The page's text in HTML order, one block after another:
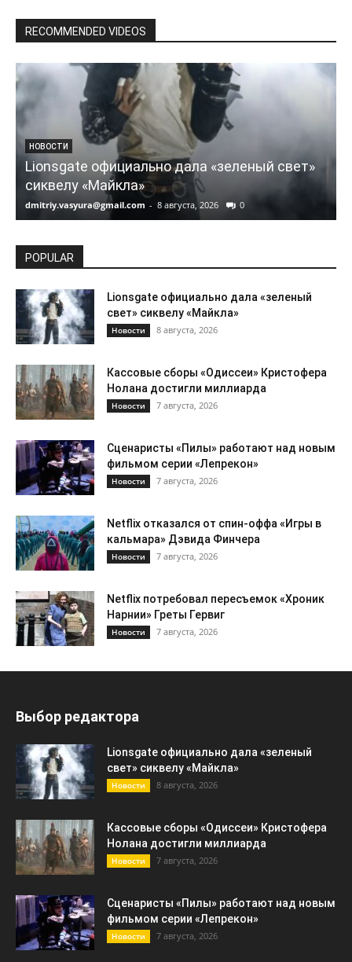
RECOMMENDED VIDEOS
НОВОСТИ
Lionsgate официально дала «зеленый свет»
сиквелу «Майкла»
dmitriy.vasyura@gmail.com - 8 августа, 2026 0
POPULAR
Lionsgate официально дала «зеленый
свет» сиквелу «Майкла»
Новости 8 августа, 2026
Кассовые сборы «Одиссеи» Кристофера
Нолана достигли миллиарда
Новости 7 августа, 2026
Сценаристы «Пилы» работают над новым
фильмом серии «Лепрекон»
Новости 7 августа, 2026
Netflix отказался от спин-оффа «Игры в
кальмара» Дэвида Финчера
Новости 7 августа, 2026
Netflix потребовал пересъемок «Хроник
Нарнии» Греты Гервиг
Новости 7 августа, 2026
Выбор редактора
Lionsgate официально дала «зеленый
свет» сиквелу «Майкла»
Новости 8 августа, 2026
Кассовые сборы «Одиссеи» Кристофера
Нолана достигли миллиарда
Новости 7 августа, 2026
Сценаристы «Пилы» работают над новым
фильмом серии «Лепрекон»
Новости 7 августа, 2026